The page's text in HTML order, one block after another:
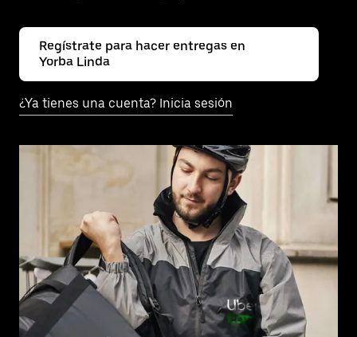
Regístrate para hacer entregas en
Yorba Linda
¿Ya tienes una cuenta? Inicia sesión